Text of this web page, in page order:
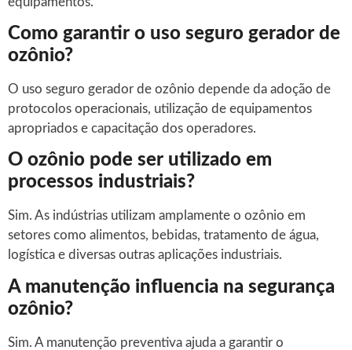
Como garantir o uso seguro gerador de
ozônio?
O uso seguro gerador de ozônio depende da adoção de
protocolos operacionais, utilização de equipamentos
apropriados e capacitação dos operadores.
O ozônio pode ser utilizado em
processos industriais?
Sim. As indústrias utilizam amplamente o ozônio em
setores como alimentos, bebidas, tratamento de água,
logística e diversas outras aplicações industriais.
A manutenção influencia na segurança
ozônio?
Sim. A manutenção preventiva ajuda a garantir o